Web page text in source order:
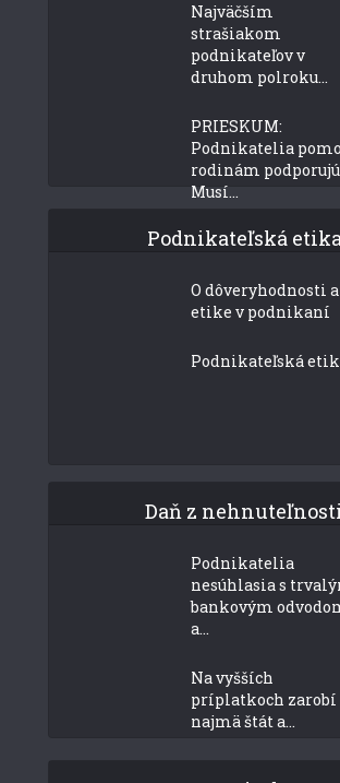
Najväčším
strašiakom
podnikateľov v
druhom polroku...
PRIESKUM:
Podnikatelia
rodinám
Musí...
Podnikateľská
O dôveryhodnosti a
etike v podnikaní
Podnikateľská
Daň z
Podnikatelia
nesúhlasia s
bankovým
a...
Na vyšších
príplatkoch zarobí
najmä štát a...